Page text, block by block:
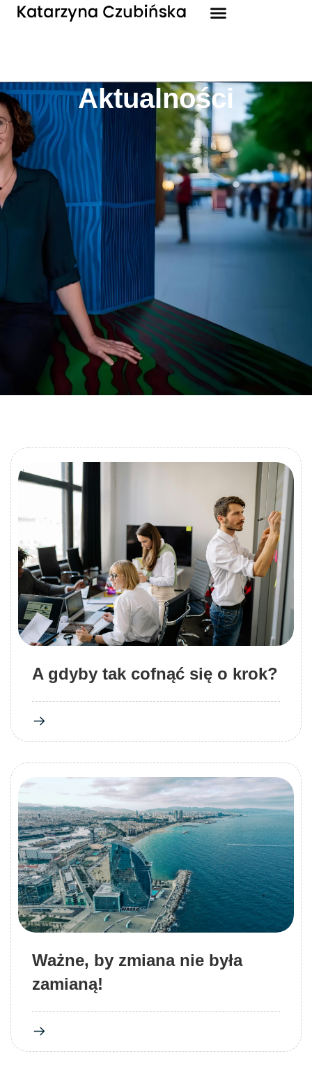
Aktualności
A gdyby tak cofnąć się o krok?
Ważne, by zmiana nie była
zamianą!